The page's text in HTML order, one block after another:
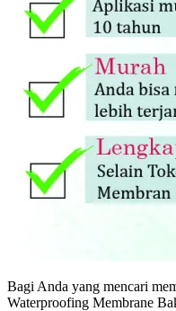
Bagi Anda yang mencari
Waterproofing Membrane